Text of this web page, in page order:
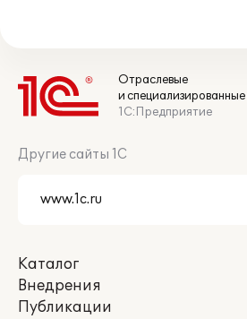
Отраслевые
и
1С:Предприятие
Другие сайты 1С
Каталог
Внедрения
Публикации